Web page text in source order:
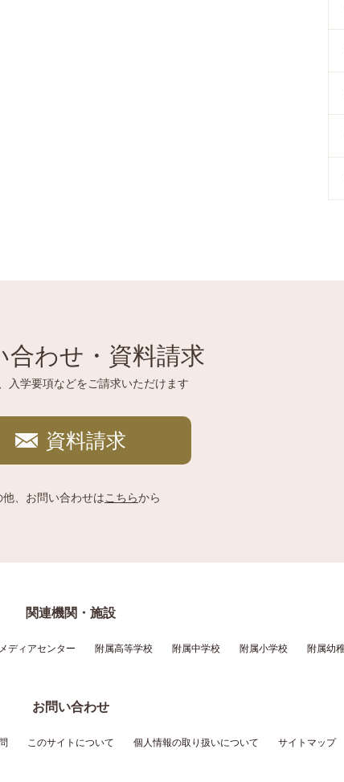
合わせ・資料請求
入学要項などをご請求いただけます
資料請求
他、お問い合わせはこちらから
関連機関・施設
メディアセンター 附属高等学校 附属中学校 附属小学校 附属幼
お問い合わせ
このサイトについて 個人情報の取り扱いについて サイトマップ